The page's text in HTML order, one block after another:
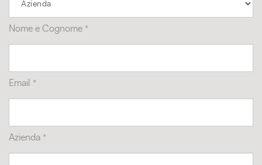
Nome e Cognome *
Email *
Azienda *